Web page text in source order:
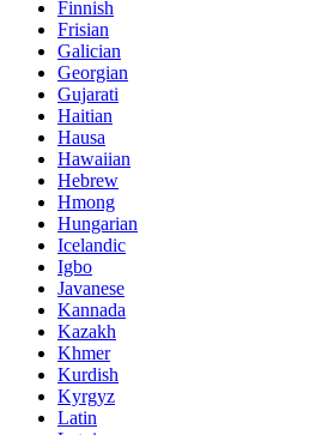
Finnish
Frisian
Galician
Georgian
Gujarati
Haitian
Hausa
Hawaiian
Hebrew
Hmong
Hungarian
Icelandic
Igbo
Javanese
Kannada
Kazakh
Khmer
Kurdish
Kyrgyz
Latin